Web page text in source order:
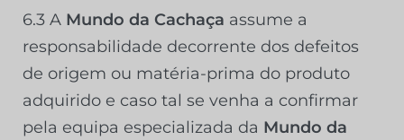
6.3 A Mundo da Cachaça assume a
responsabilidade decorrente dos defeitos
de origem ou matéria-prima do produto
adquirido e caso tal se venha a confirmar
pela equipa especializada da Mundo da